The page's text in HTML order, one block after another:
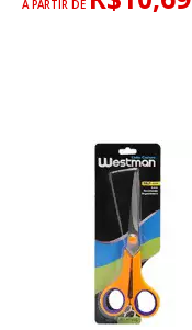
A PARTIR DE